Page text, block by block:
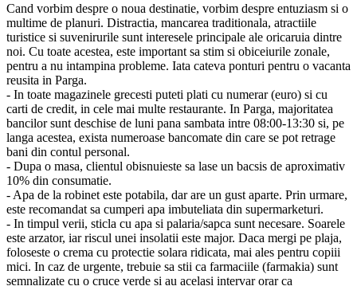
Cand vorbim despre o noua destinatie, vorbim despre entuziasm si o
multime de planuri. Distractia, mancarea traditionala, atractiile
turistice si suvenirurile sunt interesele principale ale oricaruia dintre
noi. Cu toate acestea, este important sa stim si obiceiurile zonale,
pentru a nu intampina probleme. Iata cateva ponturi pentru o vacanta
reusita in Parga.
- In toate magazinele grecesti puteti plati cu numerar (euro) si cu
carti de credit, in cele mai multe restaurante. In Parga, majoritatea
bancilor sunt deschise de luni pana sambata intre 08:00-13:30 si, pe
langa acestea, exista numeroase bancomate din care se pot retrage
bani din contul personal.
- Dupa o masa, clientul obisnuieste sa lase un bacsis de aproximativ
10% din consumatie.
- Apa de la robinet este potabila, dar are un gust aparte. Prin urmare,
este recomandat sa cumperi apa imbuteliata din supermarketuri.
- In timpul verii, sticla cu apa si palaria/sapca sunt necesare. Soarele
este arzator, iar riscul unei insolatii este major. Daca mergi pe plaja,
foloseste o crema cu protectie solara ridicata, mai ales pentru copiii
mici. In caz de urgente, trebuie sa stii ca farmaciile (farmakia) sunt
semnalizate cu o cruce verde si au acelasi intervar orar ca